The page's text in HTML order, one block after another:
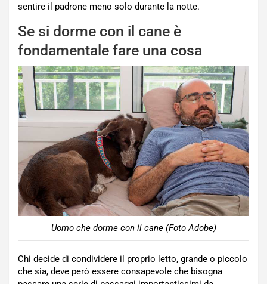
sentire il padrone meno solo durante la notte.
Se si dorme con il cane è
fondamentale fare una cosa
Uomo che dorme con il cane (Foto Adobe)
Chi decide di condividere il proprio letto, grande o piccolo
che sia, deve però essere consapevole che bisogna